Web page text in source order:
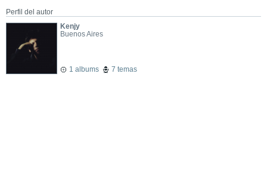
Perfil del autor
Kenjy
Buenos Aires
1 albums 7 temas